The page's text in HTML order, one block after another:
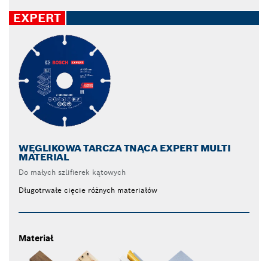
EXPERT
WĘGLIKOWA TARCZA TNĄCA EXPERT MULTI
MATERIAL
Do małych szlifierek kątowych
Długotrwałe cięcie różnych materiałów
Materiał